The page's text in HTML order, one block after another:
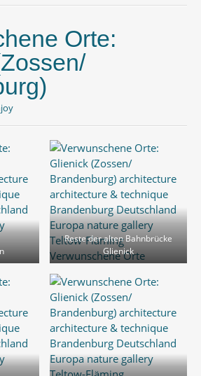
Orte:
Reste der alten Bahnbrücke
Glienick